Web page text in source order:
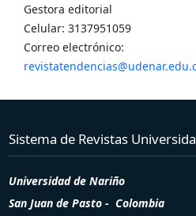
Gestora editorial
Celular: 3137951059
Correo electrónico:
Sistema de Revistas
Universidad de Nariño
San Juan de Pasto - Colombia